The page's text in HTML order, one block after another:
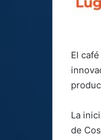
El
La
de